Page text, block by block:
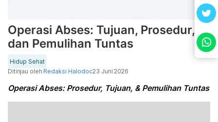
Operasi Abses: Tujuan, Prosedur,
dan Pemulihan Tuntas
Hidup Sehat
Ditinjau oleh Redaksi Halodoc23 Juni 2026
Operasi Abses: Prosedur, Tujuan, & Pemulihan Tuntas